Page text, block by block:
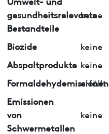
gesundheitsrelevante
Bestandteile
keine
Biozide
keine
Abspaltprodukte keine
Formaldehydemissionen
erfüllt
Emissionen
von
Schwermetallen
keine